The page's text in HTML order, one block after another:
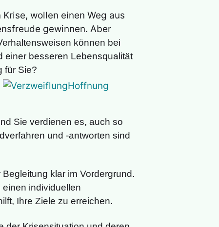
wollen einen Weg aus
gewinnen. Aber
können bei
einer besseren Lebensqualität
für Sie?
Sie verdienen es, auch so
und -antworten sind
klar im Vordergrund.
individuellen
Ihre Ziele zu erreichen.